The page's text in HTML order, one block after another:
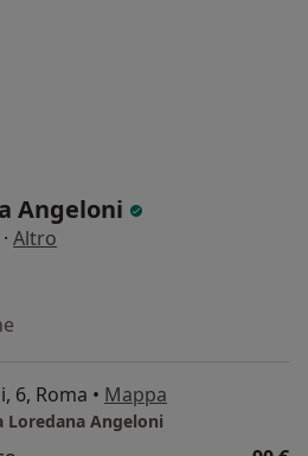
Angeloni
· Altro
6, Roma • Mappa
Loredana Angeloni